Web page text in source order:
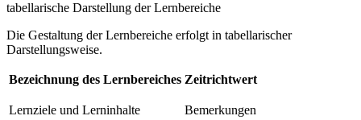
tabellarische Darstellung der Lernbereiche
Die Gestaltung der Lernbereiche erfolgt in tabellarischer
Darstellungsweise.
Bezeichnung des Lernbereiches Zeitrichtwert
Lernziele und Lerninhalte Bemerkungen